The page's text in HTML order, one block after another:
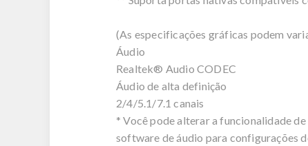
(As especificações gráficas podem
Áudio
Realtek® Audio CODEC
Áudio de alta definição
2/4/5.1/7.1 canais
* Você pode alterar a funcionalidade
software de áudio para configurações